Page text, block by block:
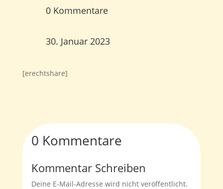
0 Kommentare
30. Januar 2023
[erechtshare]
0 Kommentare
Kommentar Schreiben
Deine E-Mail-Adresse wird nicht veröffentlicht.